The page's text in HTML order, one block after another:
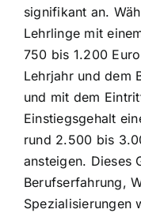
signifikant an.
Lehrlinge mit
750 bis 1.200
Lehrjahr und dem
und mit dem
Einstiegsgehalt
rund 2.500 bis
ansteigen. Dieses
Berufserfahrung,
Spezialisierungen